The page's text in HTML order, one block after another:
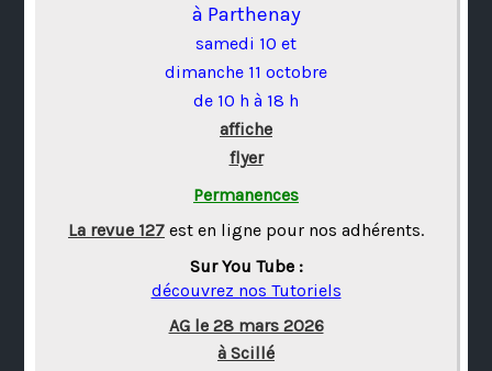
à Parthenay
samedi 10 et
dimanche 11 octobre
de 10 h à 18 h
affiche
flyer
Permanences
La revue 127 est en ligne pour nos adhérents.
Sur You Tube :
découvrez nos Tutoriels
AG le 28 mars 2026
à Scillé